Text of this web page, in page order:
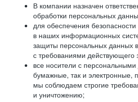
В компании назначен
обработки персональных
для обеспечения
в наших информационных
защиты персональных данных в
с требованиями действующего
все носители с
бумажные, так и электронные,
мы соблюдаем строгие
и уничтожению;